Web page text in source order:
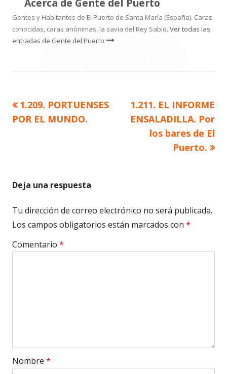
Gentes y Habitantes de El Puerto de Santa María (España). Caras
conocidas, caras anónimas, la savia del Rey Sabio. Ver todas las
entradas de Gente del Puerto
Navegación
Artículo
anterior
1.209. PORTUENSES
POR EL MUNDO.
Artículo
siguiente
1.211. EL INFORME
ENSALADILLA. Por
los bares de El
Puerto.
Deja una respuesta
Tu dirección de correo electrónico no será publicada.
Los campos obligatorios están marcados con *
Comentario *
Nombre *